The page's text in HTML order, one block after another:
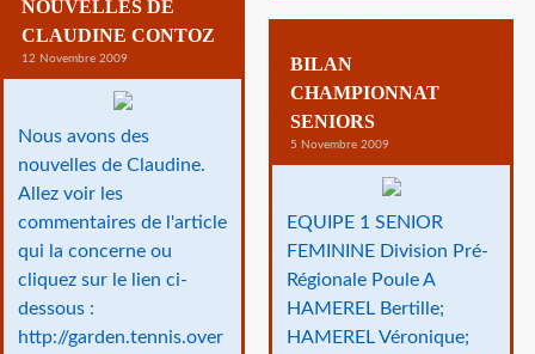
NOUVELLES DE
CLAUDINE CONTOZ
12 Novembre 2009
Nous avons des
nouvelles de Claudine.
Allez voir les
commentaires de l'article
qui la concerne ou
cliquez sur le lien ci-
dessous :
http://garden.tennis.over
BILAN
CHAMPIONNAT
SENIORS
5 Novembre 2009
EQUIPE 1 SENIOR
FEMININE Division Pré-
Régionale Poule A
HAMEREL Bertille;
HAMEREL Véronique;